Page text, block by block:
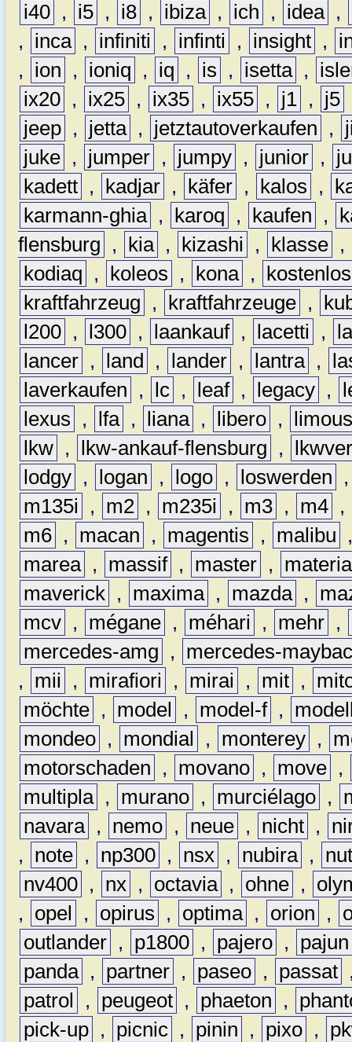
i40 , i5 , i8 , ibiza , ich , idea ,
,
inca , infiniti , infinti , insight ,
,
ion , ioniq , iq , is , isetta ,
ix20 , ix25 , ix35 , ix55 , j1 , j5
jeep , jetta , jetztautoverkaufen ,
juke , jumper , jumpy , junior ,
kadett , kadjar , käfer , kalos ,
karmann-ghia , karoq , kaufen ,
flensburg
, kia , kizashi , klasse ,
kodiaq
, koleos , kona ,
kostenlos
kraftfahrzeug
, kraftfahrzeuge ,
l200 , l300 , laankauf , lacetti ,
lancer , land , lander , lantra ,
laverkaufen
, lc , leaf , legacy ,
lexus
, lfa , liana , libero ,
lkw , lkw-ankauf-flensburg ,
lodgy , logan , logo , loswerden
m135i
, m2 , m235i , m3 , m4 ,
m6 , macan , magentis , malibu
marea , massif , master ,
materia
maverick , maxima , mazda ,
mcv , mégane , méhari , mehr ,
mercedes-amg
,
mercedes-
,
mii , mirafiori , mirai , mit ,
möchte , model , model-f ,
mondeo , mondial , monterey ,
motorschaden
, movano , move ,
multipla , murano , murciélago ,
navara , nemo , neue , nicht ,
,
note , np300 , nsx , nubira ,
nv400 , nx , octavia , ohne ,
,
opel , opirus , optima , orion ,
outlander , p1800 , pajero ,
pajun
panda , partner , paseo , passat
patrol
, peugeot , phaeton ,
pick-up , picnic , pinin , pixo ,